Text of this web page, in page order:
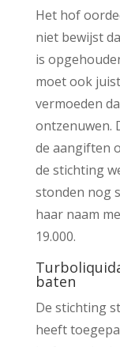
Het hof
niet bewijst
is
moet ook
vermoeden
ontzenuwen.
de aangiften
de stichting
stonden nog
haar naam
19.000.
baten
De stichting
heeft